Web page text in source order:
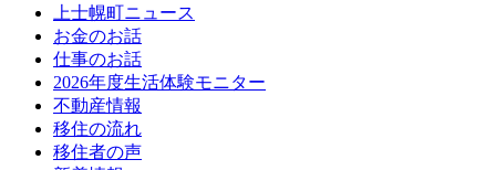
上士幌町ニュース
お金のお話
仕事のお話
2026年度生活体験モニター
不動産情報
移住の流れ
移住者の声